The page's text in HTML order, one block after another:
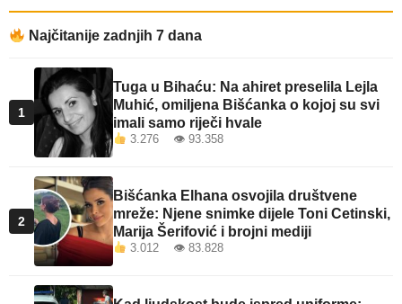
Najčitanije zadnjih 7 dana
1
Tuga u Bihaću: Na ahiret preselila Lejla
Muhić, omiljena Bišćanka o kojoj su svi
imali samo riječi hvale
3.276 👁 93.358
2
Bišćanka Elhana osvojila društvene
mreže: Njene snimke dijele Toni Cetinski,
Marija Šerifović i brojni mediji
3.012 👁 83.828